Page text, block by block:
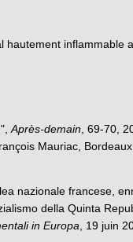
hautement inflammable
Après-demain , 69-70,
Mauriac,
nazionale francese,
della Quinta
in Europa , 19 juin